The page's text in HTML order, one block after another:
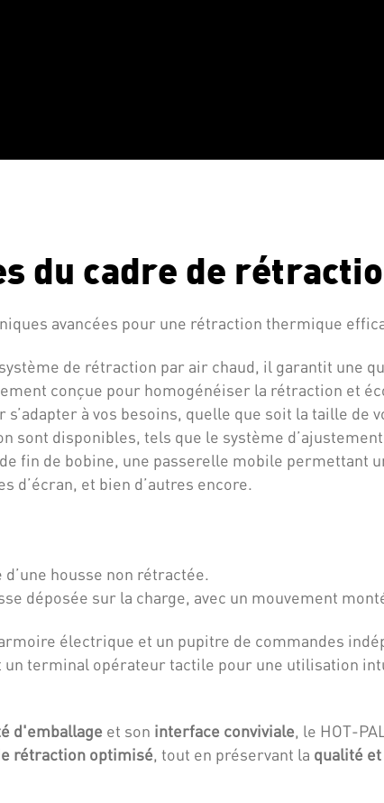
du cadre de
avancées pour une rétraction thermique
de rétraction par air chaud, il garantit une
conçue pour homogénéiser la rétraction et
à vos besoins, quelle que soit la taille de
sont disponibles, tels que le système
fin de bobine, une passerelle mobile permettant
et bien d’autres encore.
housse non rétractée.
déposée sur la charge, avec un mouvement
électrique et un pupitre de commandes
terminal opérateur tactile pour une utilisation
d'emballage et son interface conviviale, le HOT-
rétraction optimisé, tout en préservant la qualité